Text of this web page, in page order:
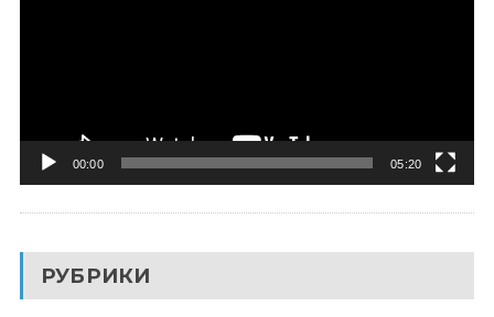
00:00 05:20
РУБРИКИ